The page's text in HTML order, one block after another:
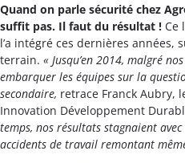
Quand on parle sécurité chez
suffit pas. Il faut du résultat ! Ce
l’a intégré ces dernières années,
terrain. « Jusqu’en 2014, malgré
embarquer les équipes sur la
secondaire, retrace Franck Aubry,
Innovation Développement
temps, nos résultats stagnaient
accidents de travail remontant